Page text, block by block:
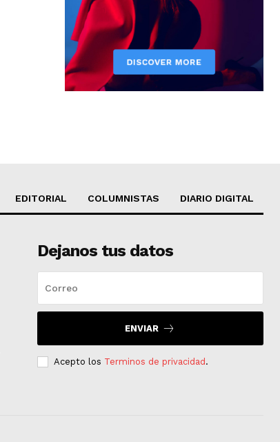
EDITORIAL COLUMNISTAS DIARIO DIGITAL
Dejanos tus datos
ENVIAR
Acepto los Terminos de privacidad .